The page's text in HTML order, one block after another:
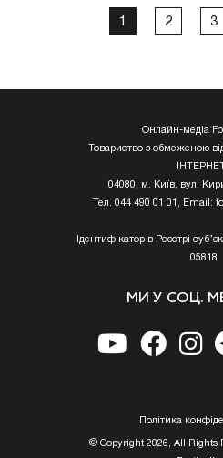
1 2 3
Онлайн-медіа
Товариство з обмеженою
04080, м. Київ, вул.
Тел. 044 490 01 01, Email:
Ідентифікатор в Реєстрі
05818
МИ У СОЦ.
Полiтика
© Copyright 2026, All Rights